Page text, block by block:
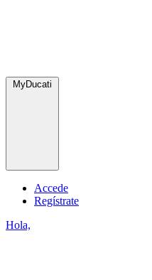
MyDucati
Accede
Regístrate
Hola,